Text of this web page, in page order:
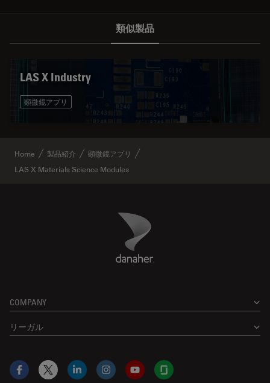
類似製品
LAS X Industry
顕微鏡アプリ
Home 製品紹介
顕微鏡アプリ
LAS X Materials Science Modules
Danaher Logo
COMPANY
リーガル
Facebook
X LinkedInInstagramYouTubeGlassdoor